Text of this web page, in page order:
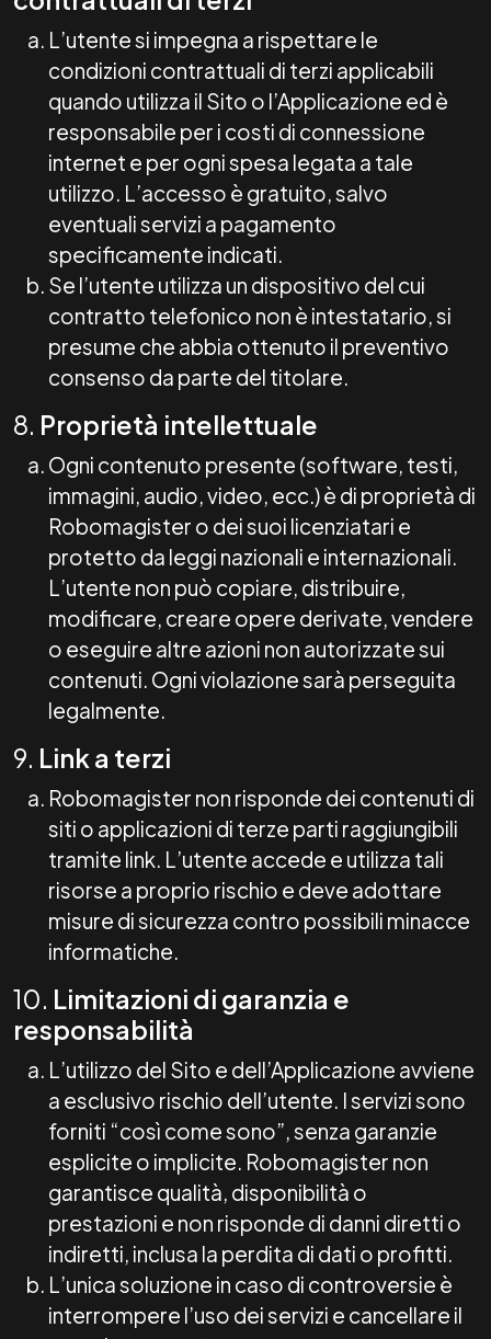
L’utente si impegna a rispettare le
condizioni contrattuali di terzi applicabili
quando utilizza il Sito o l’Applicazione ed è
responsabile per i costi di connessione
internet e per ogni spesa legata a tale
utilizzo. L’accesso è gratuito, salvo
eventuali servizi a pagamento
specificamente indicati.
Se l’utente utilizza un dispositivo del cui
contratto telefonico non è intestatario, si
presume che abbia ottenuto il preventivo
consenso da parte del titolare.
8. Proprietà intellettuale
Ogni contenuto presente (software, testi,
immagini, audio, video, ecc.) è di proprietà di
Robomagister o dei suoi licenziatari e
protetto da leggi nazionali e internazionali.
L’utente non può copiare, distribuire,
modificare, creare opere derivate, vendere
o eseguire altre azioni non autorizzate sui
contenuti. Ogni violazione sarà perseguita
legalmente.
9. Link a terzi
Robomagister non risponde dei contenuti di
siti o applicazioni di terze parti raggiungibili
tramite link. L’utente accede e utilizza tali
risorse a proprio rischio e deve adottare
misure di sicurezza contro possibili minacce
informatiche.
10. Limitazioni di garanzia e
responsabilità
L’utilizzo del Sito e dell’Applicazione avviene
a esclusivo rischio dell’utente. I servizi sono
forniti “così come sono”, senza garanzie
esplicite o implicite. Robomagister non
garantisce qualità, disponibilità o
prestazioni e non risponde di danni diretti o
indiretti, inclusa la perdita di dati o profitti.
L’unica soluzione in caso di controversie è
interrompere l’uso dei servizi e cancellare il